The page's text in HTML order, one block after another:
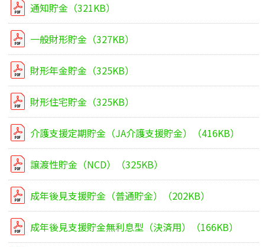
通知貯金（321KB）
一般財形貯金（327KB）
財形年金貯金（325KB）
財形住宅貯金（325KB）
介護支援定期貯金（JA介護支援貯金）（416KB）
譲渡性貯金（NCD）（325KB）
成年後見支援貯金（普通貯金）（202KB）
成年後見支援貯金無利息型（決済用）（166KB）